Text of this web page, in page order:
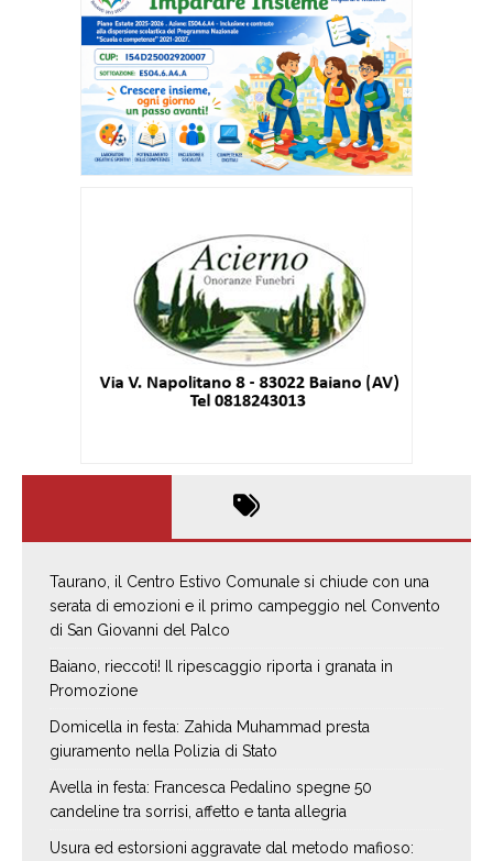
Taurano, il Centro Estivo Comunale si chiude con una
serata di emozioni e il primo campeggio nel Convento
di San Giovanni del Palco
Baiano, rieccoti! Il ripescaggio riporta i granata in
Promozione
Domicella in festa: Zahida Muhammad presta
giuramento nella Polizia di Stato
Avella in festa: Francesca Pedalino spegne 50
candeline tra sorrisi, affetto e tanta allegria
Usura ed estorsioni aggravate dal metodo mafioso: